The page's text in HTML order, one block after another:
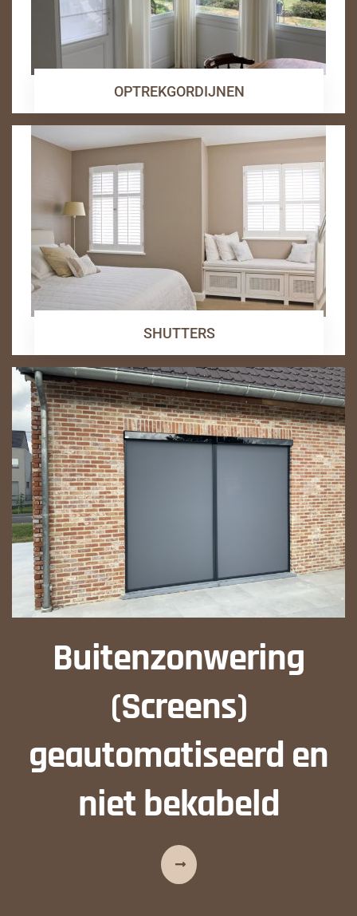
OPTREKGORDIJNEN
SHUTTERS
Buitenzonwering
(Screens)
geautomatiseerd en
niet bekabeld